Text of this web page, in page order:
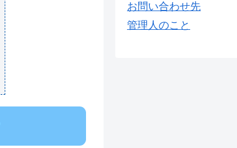
お問い合わせ先
管理人のこと